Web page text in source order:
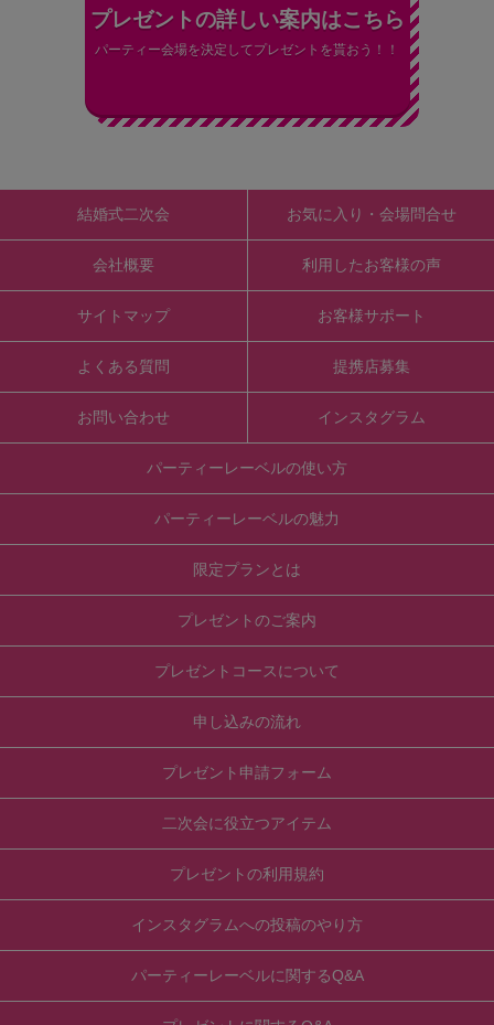
プレゼントの詳しい案内はこちら
パーティー会場を決定してプレゼントを貰おう！！
結婚式二次会
会社概要
サイトマップ
よくある質問
お問い合わせ
お気に入り・会場問合せ
利用したお客様の声
お客様サポート
提携店募集
インスタグラム
パーティーレーベルの使い方
パーティーレーベルの魅力
限定プランとは
プレゼントのご案内
プレゼントコースについて
申し込みの流れ
プレゼント申請フォーム
二次会に役立つアイテム
プレゼントの利用規約
インスタグラムへの投稿のやり方
パーティーレーベルに関するQ&A